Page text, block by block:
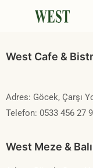
West Cafe &
Adres: Göcek, Çarşı
Telefon: 0533 456 27
West Meze &